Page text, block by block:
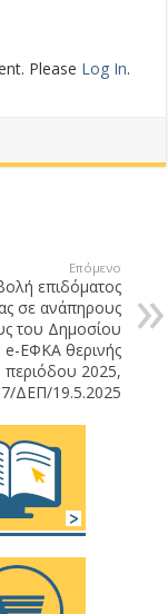
Please Log In.
Επόμενο
επιδόματος
σε ανάπηρους
του Δημοσίου
e-ΕΦΚΑ θερινής
περιόδου 2025,
ΔΕΠ/19.5.2025